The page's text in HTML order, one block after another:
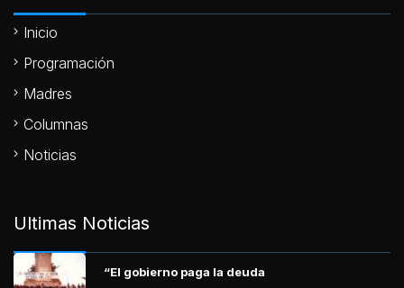
Inicio
Programación
Madres
Columnas
Noticias
Ultimas Noticias
“El gobierno paga la deuda